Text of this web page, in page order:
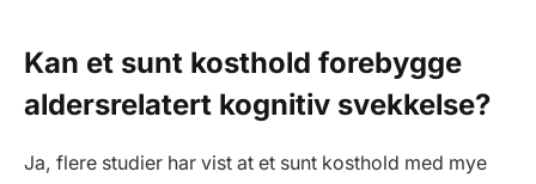
Kan et sunt kosthold forebygge
aldersrelatert kognitiv svekkelse?
Ja, flere studier har vist at et sunt kosthold med mye